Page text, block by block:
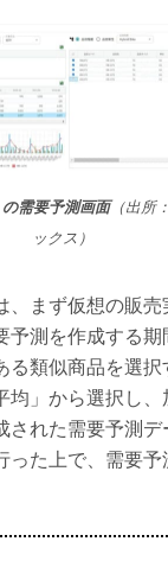
需要予測画面（出所
ックス）
、まず仮想の販
予測を作成する期
る類似商品を選
均」から選択し
された需要予測
った上で、需要